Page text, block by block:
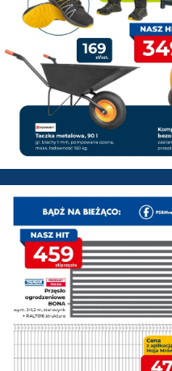
PSB Mrówka